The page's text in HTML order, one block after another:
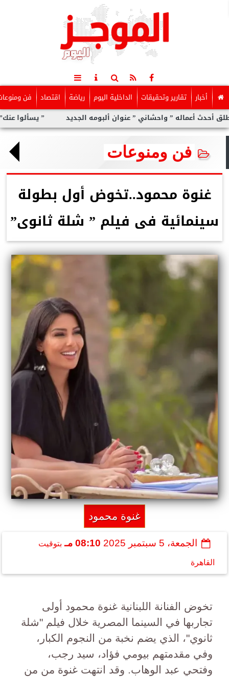
أخبار تقارير وتحقيقات الداخلية اليوم رياضة اقتصاد فن
” يسألوا عنك” أولى مفاجآت ” واحشاني ” عنوان ألبومه الجديد
فن ومنوعات
غنوة محمود..تخوض أول بطولة
سينمائية فى فيلم ” شلة ثانوى”
غنوة محمود
الجمعة، 5 سبتمبر 2025 08:10 مـ بتوقيت
القاهرة
تخوض الفنانة اللبنانية غنوة محمود أولى
تجاربها في السينما المصرية خلال فيلم "شلة
ثانوي"، الذي يضم نخبة من النجوم الكبار،
وفي مقدمتهم بيومي فؤاد، سيد رجب،
وفتحي عبد الوهاب. وقد انتهت غنوة من من